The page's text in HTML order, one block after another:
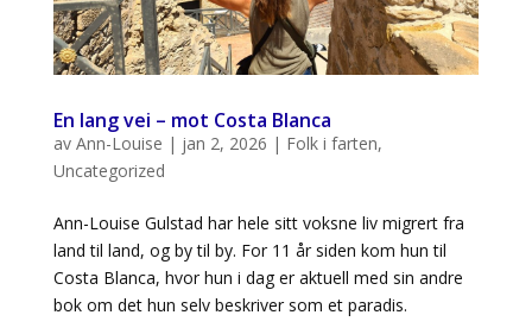
En lang vei – mot Costa Blanca
av Ann-Louise | jan 2, 2026 | Folk i farten,
Uncategorized
Ann-Louise Gulstad har hele sitt voksne liv migrert fra
land til land, og by til by. For 11 år siden kom hun til
Costa Blanca, hvor hun i dag er aktuell med sin andre
bok om det hun selv beskriver som et paradis.